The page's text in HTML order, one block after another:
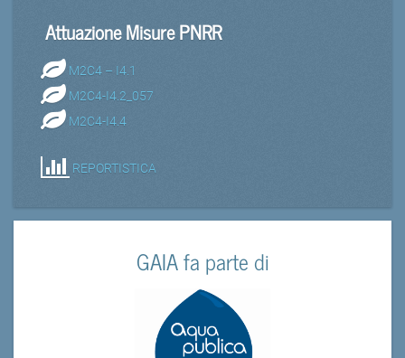
Attuazione Misure PNRR
M2C4 – I4.1
M2C4-I4.2_057
M2C4-I4.4
REPORTISTICA
GAIA fa parte di